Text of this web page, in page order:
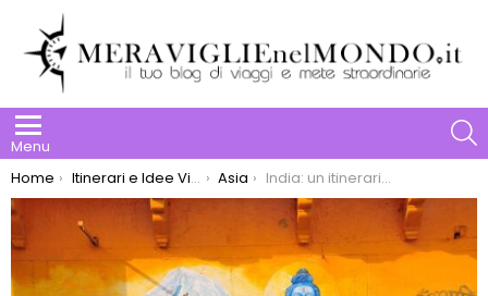
Menu
You are here:
Home Itinerari e Idee Viaggio Asia India: un itinerario nella storia dello Yoga